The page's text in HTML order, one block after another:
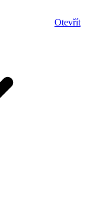
Otevřít